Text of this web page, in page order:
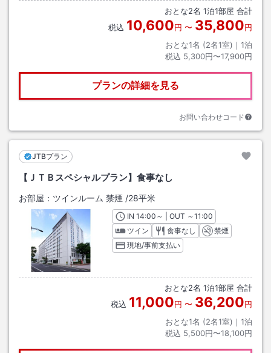
おとな2名 1泊1部屋 合計
税込 10,600円 〜 35,800円
おとな1名 (2名1室)｜ 1泊
税込 5,300円〜17,900円
プランの詳細を見る
お問い合わせコード
JTBプラン
【ＪＴＢスペシャルプラン】食事なし
お部屋： ツインルーム 禁煙 /28平米
INチェックイン
14:00 ～ | OUT チェックアウト
～11:00
ツイン
食事なし
禁煙
現地/事前支払い
おとな2名 1泊1部屋 合計
税込 11,000円 〜 36,200円
おとな1名 (2名1室)｜ 1泊
税込 5,500円〜18,100円